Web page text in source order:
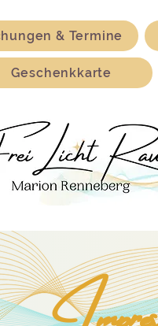
& Termine
Geschenkkarte